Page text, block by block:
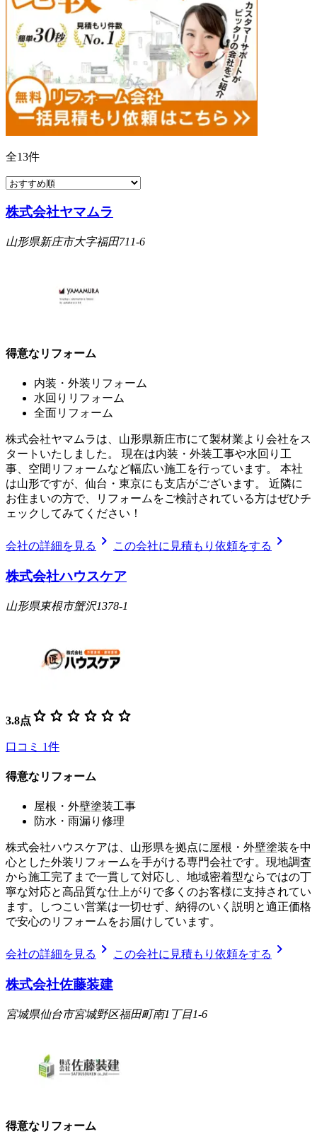
全13件
株式会社ヤマムラ
山形県新庄市大字福田711-6
得意なリフォーム
内装・外装リフォーム
水回りリフォーム
全面リフォーム
株式会社ヤマムラは、山形県新庄市にて製材業より会社をス
タートいたしました。 現在は内装・外装工事や水回り工
事、空間リフォームなど幅広い施工を行っています。 本社
は山形ですが、仙台・東京にも支店がございます。 近隣に
お住まいの方で、リフォームをご検討されている方はぜひチ
ェックしてみてください！
会社の詳細を見る chevron_right この会社に見積もり依頼をする chevron_right
株式会社ハウスケア
山形県東根市蟹沢1378-1
3.8点 star star star star star star
口コミ 1件
得意なリフォーム
屋根・外壁塗装工事
防水・雨漏り修理
株式会社ハウスケアは、山形県を拠点に屋根・外壁塗装を中
心とした外装リフォームを手がける専門会社です。現地調査
から施工完了まで一貫して対応し、地域密着型ならではの丁
寧な対応と高品質な仕上がりで多くのお客様に支持されてい
ます。しつこい営業は一切せず、納得のいく説明と適正価格
で安心のリフォームをお届けしています。
会社の詳細を見る chevron_right この会社に見積もり依頼をする chevron_right
株式会社佐藤装建
宮城県仙台市宮城野区福田町南1丁目1-6
得意なリフォーム